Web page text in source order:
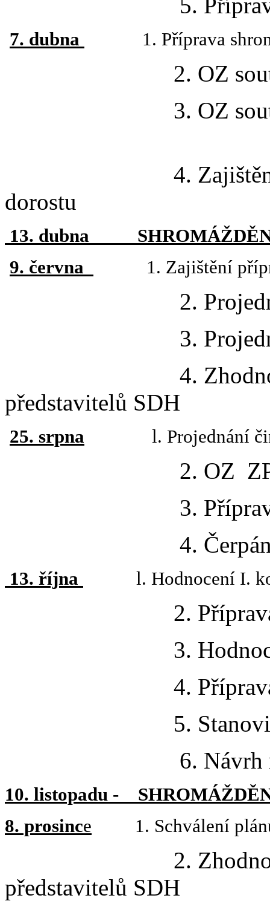
7. dubna 1. Příprava
2. OZ soutěží
3. OZ soutěží
4. Zajištění
dorostu
13. dubna SHROMÁŽDĚNÍ
9. června
1. Zajištění
2. Projednání
3. Projednání
4. Zhodnocení
představitelů SDH
25. srpna l. Projednání
2. OZ ZPV
3. Příprava
4. Čerpání
13. října l. Hodnocení I.
2. Příprava
3. Hodnocení
4. Příprava VVH
5. Stanovit
6. Návrh
10. listopadu -
8. prosince 1. Schválení plánu
2. Zhodnocení
představitelů SDH